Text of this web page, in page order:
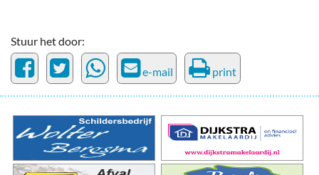
Stuur het door:
e-mail print